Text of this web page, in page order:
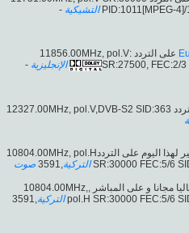
التشيكية -
على التردد 11856.00MHz, pol.V:
SR:27500, FEC:2/
الإنجليزية -
أوقفت بثها على التردد 12327.00MHz, pol.V,DVB-S2 SID:363
تم حذف التشفير لهذا اليوم على التردد10804.00MHz, pol.H
SR:30000 FEC:5/6 التركية,3591
صوت
(فرنسا) تبث حاليا مجانا و على المباشر ,10804.00MHz,
pol.H SR:30000 FEC:5/6 التركية